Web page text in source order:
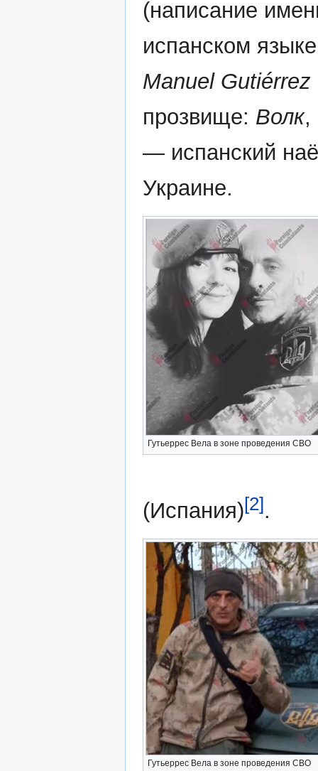
(написание
испанском
Manuel Gutiérrez
прозвище: Волк,
— испанский
Украине.
Гутьеррес Вела в зоне проведения СВО
(Испания)[2].
Гутьеррес Вела в зоне проведения СВО